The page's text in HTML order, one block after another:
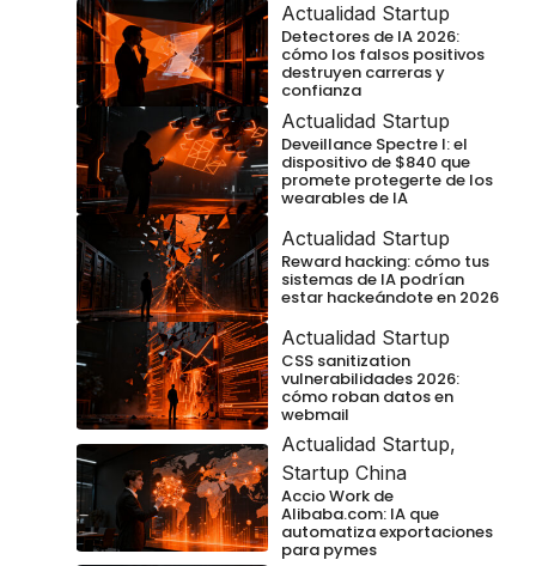
Actualidad Startup
Detectores de IA 2026:
cómo los falsos positivos
destruyen carreras y
confianza
Actualidad Startup
Deveillance Spectre I: el
dispositivo de $840 que
promete protegerte de los
wearables de IA
Actualidad Startup
Reward hacking: cómo tus
sistemas de IA podrían
estar hackeándote en 2026
Actualidad Startup
CSS sanitization
vulnerabilidades 2026:
cómo roban datos en
webmail
Actualidad Startup,
Startup China
Accio Work de
Alibaba.com: IA que
automatiza exportaciones
para pymes